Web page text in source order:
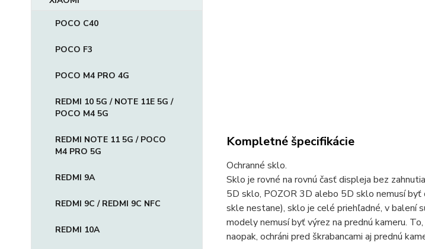
POCO C40
POCO F3
POCO M4 PRO 4G
REDMI 10 5G / NOTE 11E 5G /
POCO M4 5G
REDMI NOTE 11 5G / POCO
M4 PRO 5G
REDMI 9A
REDMI 9C / REDMI 9C NFC
REDMI 10A
Kompletné špecifikácie
Ochranné sklo.
Sklo je rovné na rovnú časť displeja bez
5D sklo, POZOR 3D alebo 5D sklo nemusí
skle nestane), sklo je celé priehľadné, v balení
modely nemusí byť výrez na prednú kameru.
naopak, ochráni pred škrabancami aj prednú